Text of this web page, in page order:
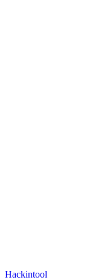
Hackintool